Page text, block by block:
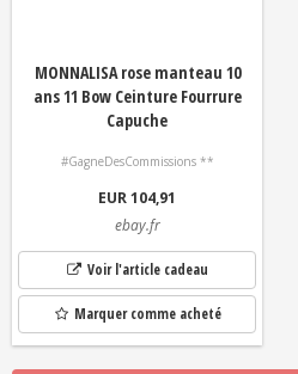
MONNALISA rose manteau 10
ans 11 Bow Ceinture Fourrure
Capuche
#GagneDesCommissions **
EUR 104,91
ebay.fr
Voir l'article cadeau
Marquer comme acheté